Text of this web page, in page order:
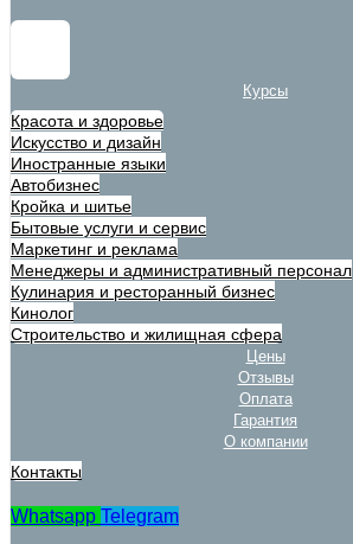
Курсы
Красота и здоровье
Искусство и дизайн
Иностранные языки
Автобизнес
Кройка и шитье
Бытовые услуги и сервис
Маркетинг и реклама
Менеджеры и административный персонал
Кулинария и ресторанный бизнес
Кинолог
Строительство и жилищная сфера
Цены
Отзывы
Оплата
Гарантия
О компании
Контакты
Whatsapp Telegram